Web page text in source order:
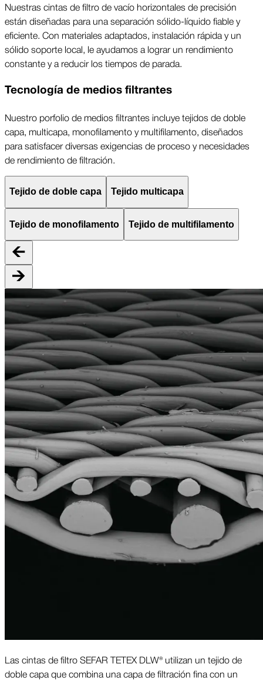
Nuestras cintas de filtro de vacío horizontales de precisión
están diseñadas para una separación sólido-líquido fiable y
eficiente. Con materiales adaptados, instalación rápida y un
sólido soporte local, le ayudamos a lograr un rendimiento
constante y a reducir los tiempos de parada.
Tecnología de medios filtrantes
Nuestro porfolio de medios filtrantes incluye tejidos de doble
capa, multicapa, monofilamento y multifilamento, diseñados
para satisfacer diversas exigencias de proceso y necesidades
de rendimiento de filtración.
Tejido de doble capa Tejido multicapa
Tejido de monofilamento Tejido de multifilamento
Las cintas de filtro SEFAR TETEX DLW® utilizan un tejido de
doble capa que combina una capa de filtración fina con un